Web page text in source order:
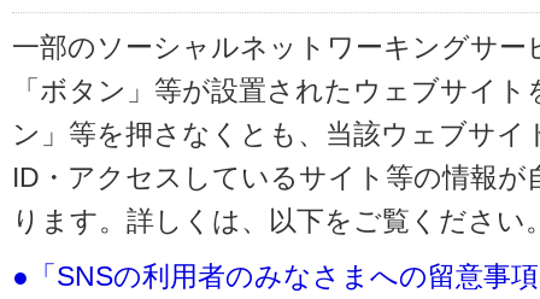
一部のソーシャルネットワーキングサー
「ボタン」等が設置されたウェブサイ
ン」等を押さなくとも、当該ウェブサイ
ID・アクセスしているサイト等の情報
ります。詳しくは、以下をご覧ください
●「SNSの利用者のみなさまへの留意事